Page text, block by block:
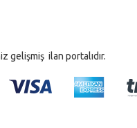
gelişmiş ilan portalıdır.